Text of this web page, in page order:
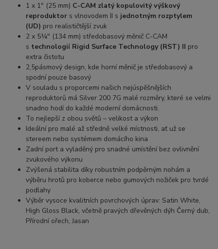
1 x 1" (25 mm) C-CAM zlatý kopulovitý výškový
reproduktor s vlnovodem II s jednotným rozptylem
(UD) pro realističtější zvuk
2 x 5¼" (134 mm) středobasový měnič C-CAM
s technologií Rigid Surface Technology (RST) II pro
extra čistotu
2,5pásmový design, kde horní měnič je středobasový a
spodní pouze basový
V souladu s proporcemi našich nejúspěšnějších
reproduktorů má Silver 200 7G malé rozměry, které se velmi
snadno hodí do každé moderní domácnosti.
To nejlepší z obou světů – velikost a výkon
Ideální pro malé až středně velké místnosti, ať už se
stereem nebo systémem domácího kina
Zadní port a vyladěný pro snadné umístění bez ovlivnění
zvukového výkonu
Zvýšená stabilita díky robustním podpěrným nohám a
výběru hrotů pro koberce nebo gumových nožiček pro tvrdé
podlahy
Výběr vysoce kvalitních povrchových úprav: Satin White,
High Gloss Black, včetně pravých dřevěných dýh Černý dub,
Přírodní ořech, Jasan